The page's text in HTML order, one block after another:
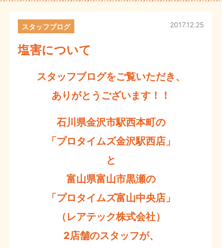
塩害について
2017.12.25
スタッフブログ
スタッフブログをご覧いただき、
ありがとうございます！！
石川県金沢市駅西本町の
「プロタイムズ金沢駅西店」
と
富山県富山市黒瀬の
「プロタイムズ富山中央店」
（レアテック株式会社）
2店舗のスタッフが、